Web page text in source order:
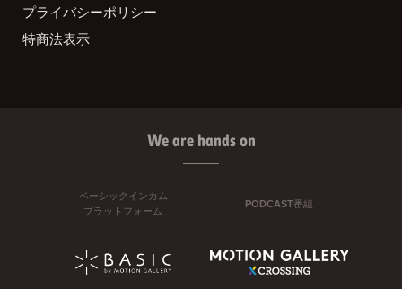
プライバシーポリシー
特商法表示
We are hands on
ベーシックインカム
プラットフォーム
PODCAST番組